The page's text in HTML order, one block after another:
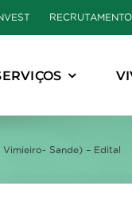
RECRUTAMENTO
Sande) – Edital